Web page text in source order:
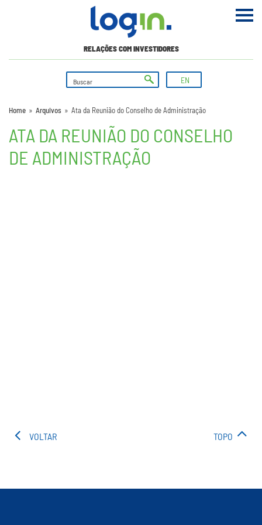
RELAÇÕES COM INVESTIDORES
EN
Home » Arquivos » Ata da Reunião do Conselho de Administração
ATA DA REUNIÃO DO CONSELHO
DE ADMINISTRAÇÃO
VOLTAR TOPO